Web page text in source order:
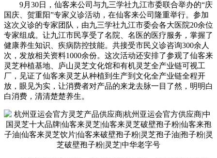
9月30日，仙客来公司与九三学社九江市委联合举办的“庆
国庆、贺重阳”专家义诊活动，在仙客来公司隆重举行。参加
这次义诊的专家团队，由九三学社九江市委会各大医院20余位
专家组成。让九江市民享受了名院、名医的医疗服务，掌握了
健康养生知识、疾病防控技能。共接受市民义诊咨询300余人
次，发放相关资料1000余份。这次活动还安排了参观了仙客来
灵芝种植基地、庐山灵芝文化馆和有机灵芝全产业链可视工
厂，见证了仙客来灵芝从种植到生产到文化全产业链全程开
放，眼见为实，让消费者对产品的来龙去脉一目了然，明明白
白消费，清清楚楚养生。